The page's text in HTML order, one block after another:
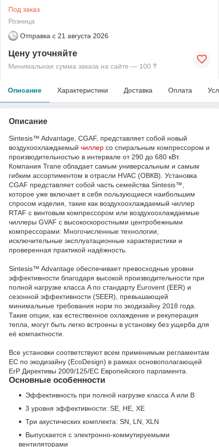
Под заказ
Розница
Отправка с 21 августа 2026
Цену уточняйте
Минимальная сумма заказа на сайте — 100 ₸
Описание Характеристики Доставка Оплата
Описание
Sintesis™ Advantage, CGAF, представляет собой новый
воздухоохлаждаемый чиллер со спиральным компрессором и
производительностью в интервале от 290 до 680 кВт.
Компания Trane обладает самым универсальным и самым
гибким ассортиментом в отрасли HVAC (ОВКВ). Установка
CGAF представляет собой часть семейства Sintesis™,
которое уже включает в себя пользующиеся наибольшим
спросом изделия, такие как воздухоохлаждаемый чиллер
RTAF с винтовым компрессором или воздухоохлаждаемые
чиллеры GVAF с высокоскоростными центробежными
компрессорами: Многочисленные технологии,
исключительные эксплуатационные характеристики и
проверенная практикой надёжность.
Sintesis™ Advantage обеспечивает превосходные уровни
эффективности благодаря высокой производительности при
полной нагрузке класса A по стандарту Eurovent (EER) и
сезонной эффективности (SEER), превышающей
минимальные требования норм по экодизайну 2018 года.
Такие опции, как естественное охлаждение и рекуперация
тепла, могут быть легко встроены в установку без ущерба для
её компактности.
Все установки соответствуют всем применимым регламентам
ЕС по экодизайну (EcoDesign) в рамках основополагающей
ErP Директивы 2009/125/EC Европейского парламента.
Основные особенности
Эффективность при полной нагрузке класса A или B
3 уровня эффективности: SE, HE, XE
Три акустических комплекта: SN, LN, XLN
Выпускается с электронно-коммутируемыми
вентиляторами